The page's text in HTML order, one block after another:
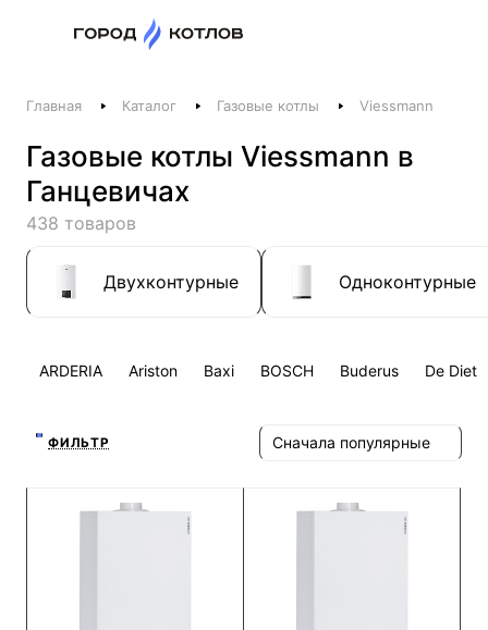
Телефоны
+375 44 511-06-41
+375 29 237-06-41
Котлы и отопление
Печи, камины, бани
Главная Каталог Газовые котлы Viessmann
Газовые котлы Viessmann в
Ганцевичах
438 товаров
Двухконтурные Одноконтурные
ARDERIA Ariston Baxi BOSCH Buderus De
ФИЛЬТР Сначала популярные